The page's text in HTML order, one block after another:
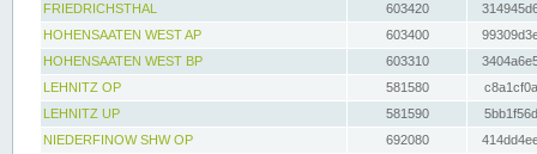
FRIEDRICHSTHAL
603420
HOHENSAATEN WEST AP
603400
HOHENSAATEN WEST BP
603310
LEHNITZ OP
581580
LEHNITZ UP
581590
NIEDERFINOW SHW OP
692080